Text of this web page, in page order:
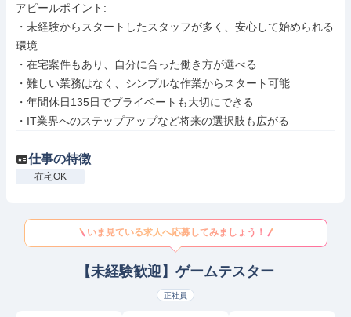
アピールポイント:
・未経験からスタートしたスタッフが多く、安心して始められる
環境
・在宅案件もあり、自分に合った働き方が選べる
・難しい業務はなく、シンプルな作業からスタート可能
・年間休日135日でプライベートも大切にできる
・IT業界へのステップアップなど将来の選択肢も広がる
仕事の特徴
在宅OK
いま見ている求人へ応募してみましょう！
【未経験歓迎】ゲームテスター
正社員